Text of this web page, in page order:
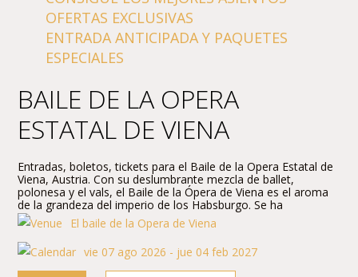
OFERTAS EXCLUSIVAS
ENTRADA ANTICIPADA Y PAQUETES
ESPECIALES
BAILE DE LA OPERA
ESTATAL DE VIENA
Entradas, boletos, tickets para el Baile de la Opera Estatal de
Viena, Austria. Con su deslumbrante mezcla de ballet,
polonesa y el vals, el Baile de la Ópera de Viena es el aroma
de la grandeza del imperio de los Habsburgo. Se ha
convertido en uno de los mayores, la mayoría de los eventos
de la sociedad romántica media europea del año, atendido
por una ecléctica variedad de aristócratas, burgueses y
bohemios.
El baile de la Opera de Viena
vie 07 ago 2026 - jue 04 feb 2027